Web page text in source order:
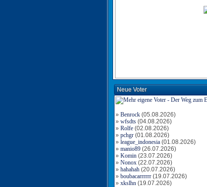
Neue Voter
» Benrock (05.08.2026)
» wfsdts (04.08.2026)
» Rolfe (02.08.2026)
» pchgr (01.08.2026)
» league_indonesia (01.08.2026)
» manio89 (26.07.2026)
» Komin (23.07.2026)
» Nonox (22.07.2026)
» hahahah (20.07.2026)
» boubacarrrrrr (19.07.2026)
» xkslhn (19.07.2026)